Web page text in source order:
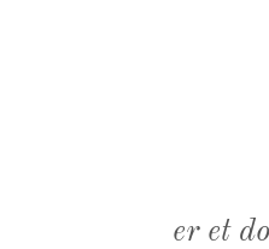
er et